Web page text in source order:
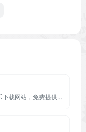
ACG漫音社是国内最新最全的动漫音乐下载网站，免费提供ACG动漫歌曲在线试听、ACG动漫无损音乐下载等服务，满足您的全方位的听歌需求。一切ACG动漫音乐下载尽在ACG漫音社!